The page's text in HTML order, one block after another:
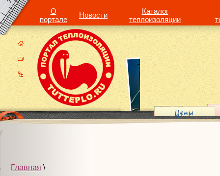
О
портале
Новости
Каталог
теплоизоляции
Главная \